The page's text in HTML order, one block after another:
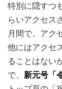
特別に隠すつ
らいアクセス
月間で、アク
他にはアクセ
ることはない
で、 新元号「